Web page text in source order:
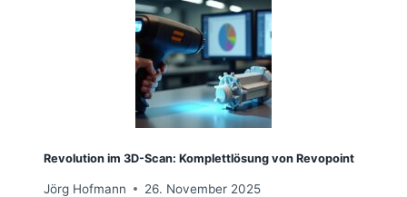
Revolution im 3D-Scan: Komplettlösung von Revopoint
Jörg Hofmann 26. November 2025